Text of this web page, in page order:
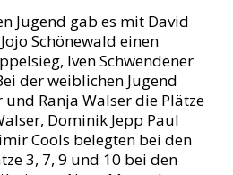
Jugend gab es mit David
Schönewald einen
Iven Schwendener
der weiblichen Jugend
Ranja Walser die Plätze
Dominik Jepp Paul
Cools belegten bei den
3, 7, 9 und 10 bei den